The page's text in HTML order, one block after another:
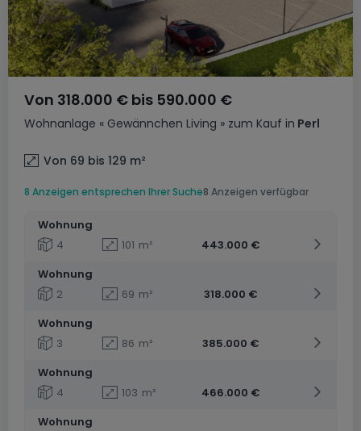
Wohnanlage « Gewännchen Living » zum Kauf in Perl
Von 318.000 € bis 590.000 €
Von 69 bis 129 m²
8 Anzeigen entsprechen Ihrer Suche8 Anzeigen verfügbar
Wohnung
4
101 m²
443.000 €
Wohnung
2
69 m²
318.000 €
Wohnung
3
86 m²
385.000 €
Wohnung
4
103 m²
466.000 €
Wohnung